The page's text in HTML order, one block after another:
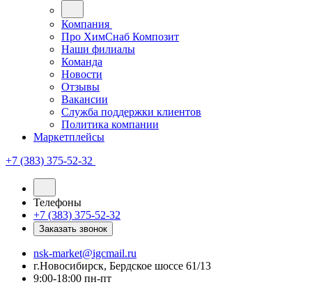
Компания
Про ХимСнаб Композит
Наши филиалы
Команда
Новости
Отзывы
Вакансии
Служба поддержки клиентов
Политика компании
Маркетплейсы
+7 (383) 375-52-32
Телефоны
+7 (383) 375-52-32
Заказать звонок
nsk-market@igcmail.ru
г.Новосибирск, Бердское шоссе 61/13
9:00-18:00 пн-пт